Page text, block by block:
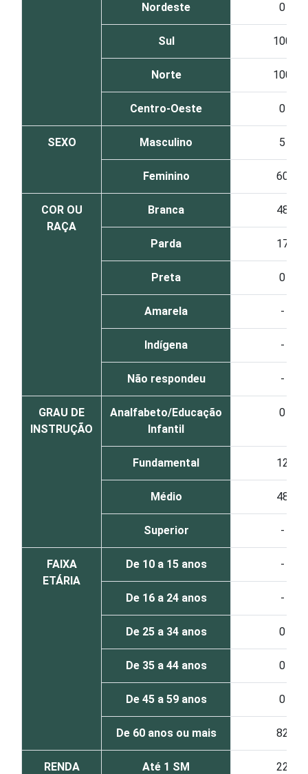
Nordeste 0
Sul 100
Norte 100
Centro-Oeste 0
SEXO Masculino 5
Feminino 60
COR OU
RAÇA
Branca 48
Parda 17
Preta 0
Amarela -
Indígena -
Não respondeu -
GRAU DE
INSTRUÇÃO
Analfabeto/Educação
Infantil
0
Fundamental 12
Médio 48
Superior -
FAIXA
ETÁRIA
De 10 a 15 anos -
De 16 a 24 anos -
De 25 a 34 anos 0
De 35 a 44 anos 0
De 45 a 59 anos 0
De 60 anos ou mais 82
RENDA
Até 1 SM 22